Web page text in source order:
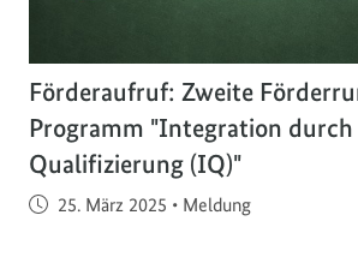
Förderaufruf: Zweite
Programm "Integration durch
Qualifizierung (IQ)"
Veröffentlicht am
25. März 2025 • Meldung